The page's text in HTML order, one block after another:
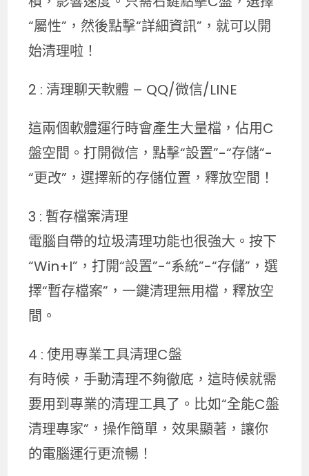
“屬性”，然後點擊“詳細資訊”，就可以開
始清理啦！
2 : 清理聊天軟體 – QQ/微信/LINE
這兩個軟體運行時會產生大量檔，佔用C
盤空間。打開微信，點擊“設置”-“存儲”-
“更改”，選擇新的存儲位置，釋放空間！
3 : 暫存檔案清理
電腦自帶的垃圾清理功能也很強大。按下
“Win+I”，打開“設置”-“系統”-“存儲”，選
擇“暫存檔案”，一鍵清理無用檔，釋放空
間。
4 : 使用專業工具清理C盤
有時候，手動清理不夠徹底，這時候就需
要用到專業的清理工具了。比如“全能C盤
清理專家”，操作簡單，效果顯著，讓你
的電腦運行更流暢！